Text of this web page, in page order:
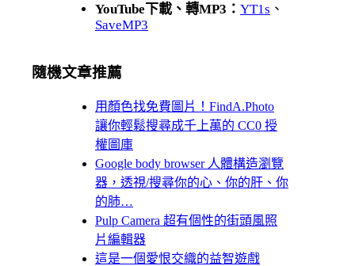
YouTube下載、轉MP3： YT1s 、
SaveMP3
隨機文章推薦
用顏色找免費圖片！FindA.Photo
讓你輕鬆搜尋成千上萬的 CC0 授
權圖庫
Google body browser 人體構造瀏覽
器，透視/搜尋你的心、你的肝、你
的肺…
Pulp Camera 超有個性的街頭風照
片編輯器
這是一個愛恨交織的益智遊戲